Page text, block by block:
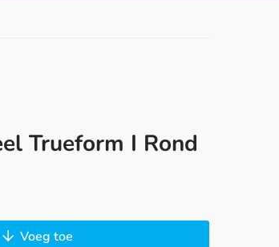
Trueform I Rond
Voeg toe